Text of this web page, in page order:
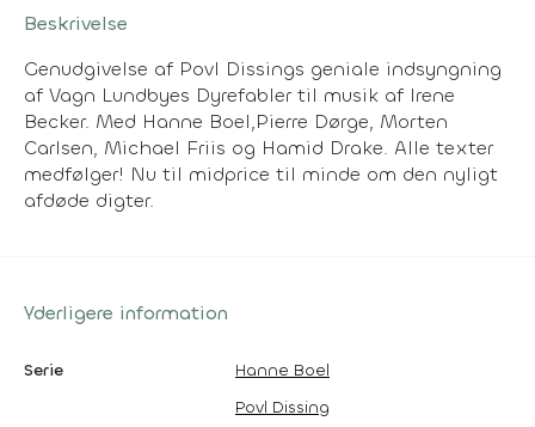
Beskrivelse
Genudgivelse af Povl Dissings geniale indsyngning
af Vagn Lundbyes Dyrefabler til musik af Irene
Becker. Med Hanne Boel,Pierre Dørge, Morten
Carlsen, Michael Friis og Hamid Drake. Alle texter
medfølger! Nu til midprice til minde om den nyligt
afdøde digter.
Yderligere information
Serie
Hanne Boel
Povl Dissing